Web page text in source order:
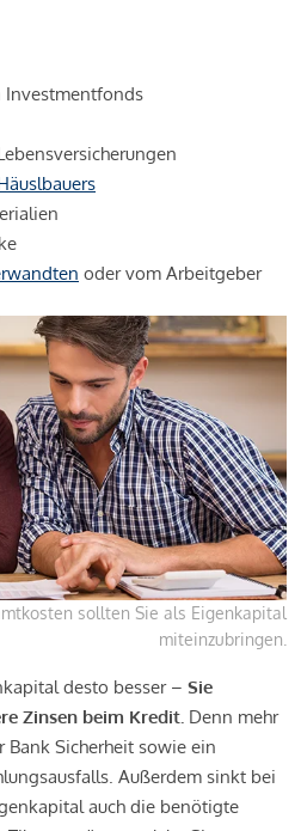
Investmentfonds
oder vom Arbeitgeber
sollten Sie als Eigenkapital
miteinzubringen.
desto besser – Sie
Zinsen beim Kredit. Denn mehr
Sicherheit sowie ein
Außerdem sinkt bei
auch die benötigte